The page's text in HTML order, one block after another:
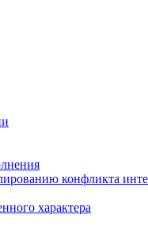
конфликта
характера